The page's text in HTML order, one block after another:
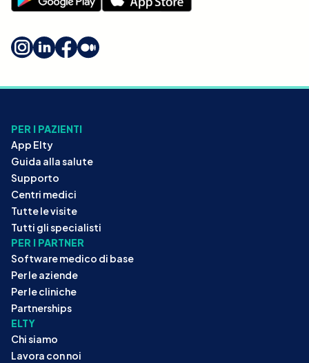
PER I PAZIENTI
App Elty
Guida alla salute
Supporto
Centri medici
Tutte le visite
Tutti gli specialisti
PER I PARTNER
Software medico di base
Per le aziende
Per le cliniche
Partnerships
ELTY
Chi siamo
Lavora con noi